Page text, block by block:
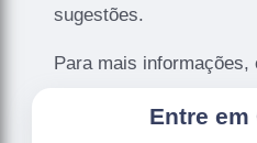
sugestões.
Para mais informações,
Entre em